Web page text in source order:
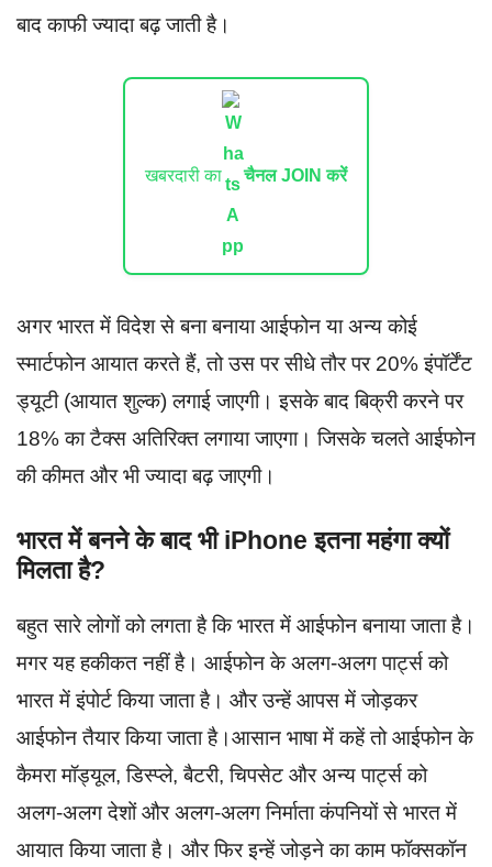
बाद काफी ज्यादा बढ़ जाती है।
खबरदारी का चैनल JOIN करें
अगर भारत में विदेश से बना बनाया आईफोन या अन्य कोई
स्मार्टफोन आयात करते हैं, तो उस पर सीधे तौर पर 20% इंपॉर्टेंट
ड्यूटी (आयात शुल्क) लगाई जाएगी। इसके बाद बिक्री करने पर
18% का टैक्स अतिरिक्त लगाया जाएगा। जिसके चलते आईफोन
की कीमत और भी ज्यादा बढ़ जाएगी।
भारत में बनने के बाद भी iPhone इतना महंगा क्यों
मिलता है?
बहुत सारे लोगों को लगता है कि भारत में आईफोन बनाया जाता है।
मगर यह हकीकत नहीं है। आईफोन के अलग-अलग पार्ट्स को
भारत में इंपोर्ट किया जाता है। और उन्हें आपस में जोड़कर
आईफोन तैयार किया जाता है।आसान भाषा में कहें तो आईफोन के
कैमरा मॉड्यूल, डिस्प्ले, बैटरी, चिपसेट और अन्य पार्ट्स को
अलग-अलग देशों और अलग-अलग निर्माता कंपनियों से भारत में
आयात किया जाता है। और फिर इन्हें जोड़ने का काम फॉक्सकॉन